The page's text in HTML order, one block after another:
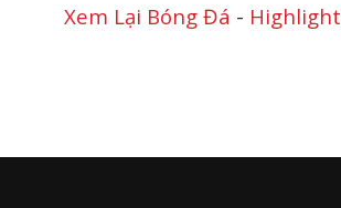
Xem Lại Bóng Đá -